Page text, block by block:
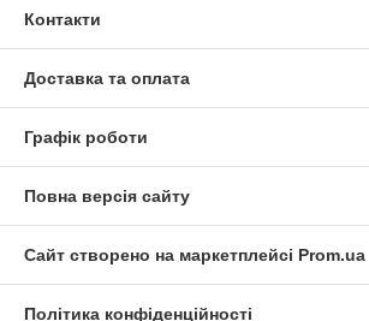
Контакти
Доставка та оплата
Графік роботи
Повна версія сайту
Сайт створено на маркетплейсі Prom.ua
Політика конфіденційності